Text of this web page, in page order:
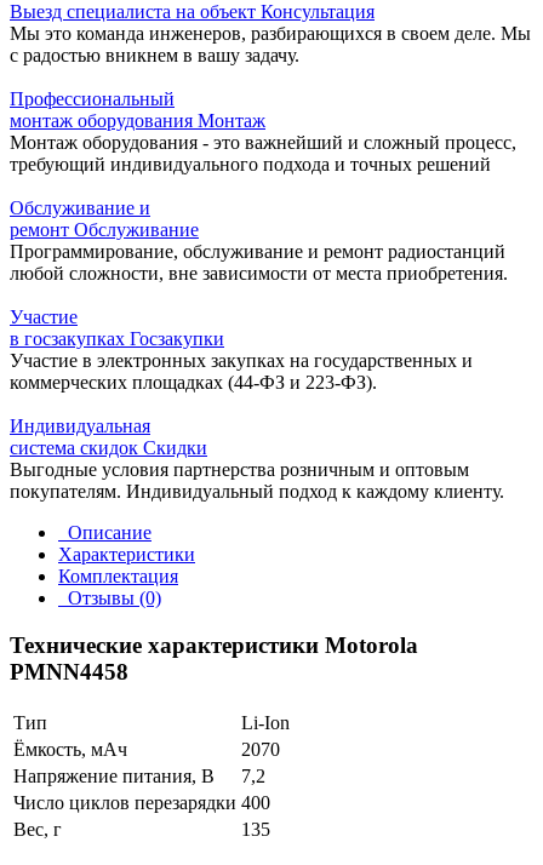
Выезд специалиста на объект Консультация
Мы это команда инженеров, разбирающихся в своем деле. Мы
с радостью вникнем в вашу задачу.
Профессиональный
монтаж оборудования Монтаж
Монтаж оборудования - это важнейший и сложный процесс,
требующий индивидуального подхода и точных решений
Обслуживание и
ремонт Обслуживание
Программирование, обслуживание и ремонт радиостанций
любой сложности, вне зависимости от места приобретения.
Участие
в госзакупках Госзакупки
Участие в электронных закупках на государственных и
коммерческих площадках (44-ФЗ и 223-ФЗ).
Индивидуальная
система скидок Скидки
Выгодные условия партнерства розничным и оптовым
покупателям. Индивидуальный подход к каждому клиенту.
Описание
Характеристики
Комплектация
Отзывы (0)
Технические характеристики Motorola
PMNN4458
Тип
Li-Ion
Ёмкость, мАч
2070
Напряжение питания, В
7,2
Число циклов перезарядки 400
Вес, г
135